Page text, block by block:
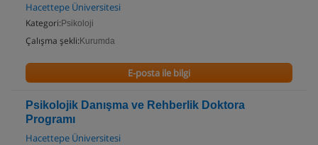
Hacettepe Üniversitesi
Kategori: Psikoloji
Çalışma şekli: Kurumda
E-posta ile bilgi
Psikolojik Danışma ve Rehberlik Doktora
Programı
Hacettepe Üniversitesi